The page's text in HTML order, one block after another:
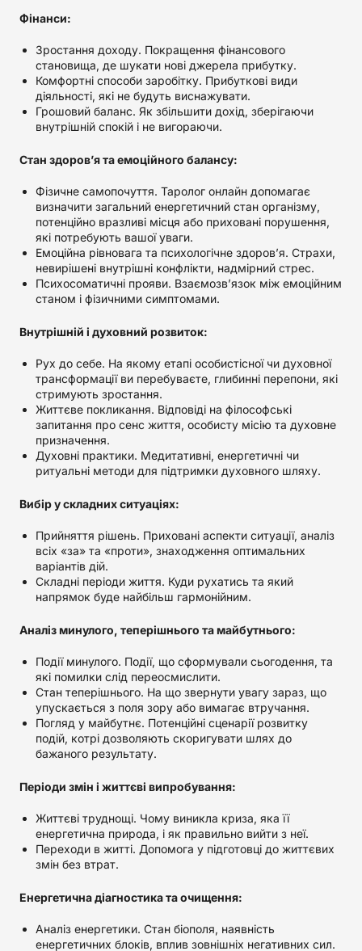
Фінанси:
Зростання доходу. Покращення фінансового
становища, де шукати нові джерела прибутку.
Комфортні способи заробітку. Прибуткові види
діяльності, які не будуть виснажувати.
Грошовий баланс. Як збільшити дохід, зберігаючи
внутрішній спокій і не вигораючи.
Стан здоров’я та емоційного балансу:
Фізичне самопочуття. Таролог онлайн допомагає
визначити загальний енергетичний стан організму,
потенційно вразливі місця або приховані порушення,
які потребують вашої уваги.
Емоційна рівновага та психологічне здоров’я. Страхи,
невирішені внутрішні конфлікти, надмірний стрес.
Психосоматичні прояви. Взаємозв’язок між емоційним
станом і фізичними симптомами.
Внутрішній і духовний розвиток:
Рух до себе. На якому етапі особистісної чи духовної
трансформації ви перебуваєте, глибинні перепони, які
стримують зростання.
Життєве покликання. Відповіді на філософські
запитання про сенс життя, особисту місію та духовне
призначення.
Духовні практики. Медитативні, енергетичні чи
ритуальні методи для підтримки духовного шляху.
Вибір у складних ситуаціях:
Прийняття рішень. Приховані аспекти ситуації, аналіз
всіх «за» та «проти», знаходження оптимальних
варіантів дій.
Складні періоди життя. Куди рухатись та який
напрямок буде найбільш гармонійним.
Аналіз минулого, теперішнього та майбутнього:
Події минулого. Події, що сформували сьогодення, та
які помилки слід переосмислити.
Стан теперішнього. На що звернути увагу зараз, що
упускається з поля зору або вимагає втручання.
Погляд у майбутнє. Потенційні сценарії розвитку
подій, котрі дозволяють скоригувати шлях до
бажаного результату.
Періоди змін і життєві випробування:
Життєві труднощі. Чому виникла криза, яка її
енергетична природа, і як правильно вийти з неї.
Переходи в житті. Допомога у підготовці до життєвих
змін без втрат.
Енергетична діагностика та очищення:
Аналіз енергетики. Стан біополя, наявність
енергетичних блоків, вплив зовнішніх негативних сил.